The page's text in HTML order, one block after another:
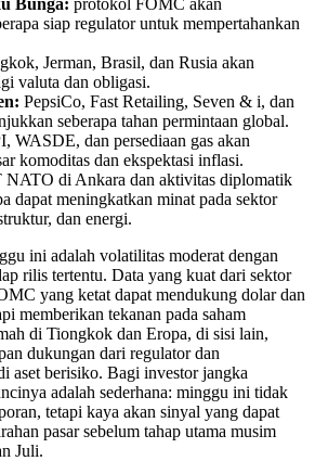
siap regulator untuk mempertahankan
Jerman, Brasil, dan Rusia akan
valuta dan obligasi.
PepsiCo, Fast Retailing, Seven & i, dan
seberapa tahan permintaan global.
WASDE, dan persediaan gas akan
komoditas dan ekspektasi inflasi.
di Ankara dan aktivitas diplomatik
dapat meningkatkan minat pada sektor
dan energi.
ini adalah volatilitas moderat dengan
rilis tertentu. Data yang kuat dari sektor
yang ketat dapat mendukung dolar dan
memberikan tekanan pada saham
di Tiongkok dan Eropa, di sisi lain,
dukungan dari regulator dan
aset berisiko. Bagi investor jangka
adalah sederhana: minggu ini tidak
tetapi kaya akan sinyal yang dapat
pasar sebelum tahap utama musim
Juli.